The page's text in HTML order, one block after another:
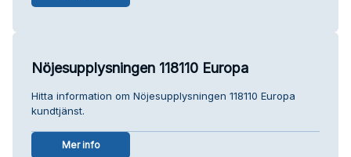
Nöjesupplysningen 118110 Europa
Hitta information om Nöjesupplysningen 118110 Europa
kundtjänst.
Mer info